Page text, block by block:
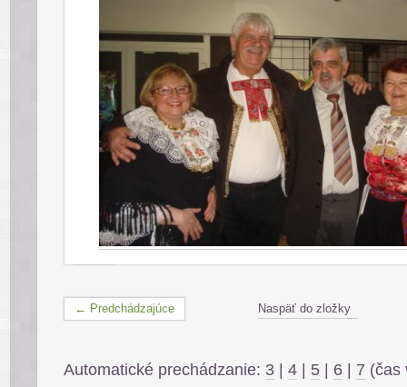
← Predchádzajúce Naspäť do zložky
Automatické prechádzanie: 3 4 5 6 7 (čas